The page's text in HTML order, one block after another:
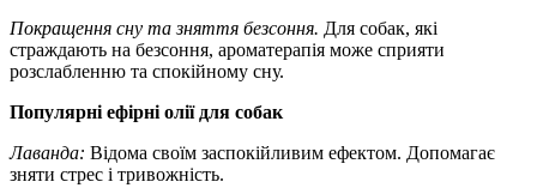
Покращення сну та зняття безсоння. Для собак, які
страждають на безсоння, ароматерапія може сприяти
розслабленню та спокійному сну.
Популярні ефірні олії для собак
Лаванда: Відома своїм заспокійливим ефектом. Допомагає
зняти стрес і тривожність.